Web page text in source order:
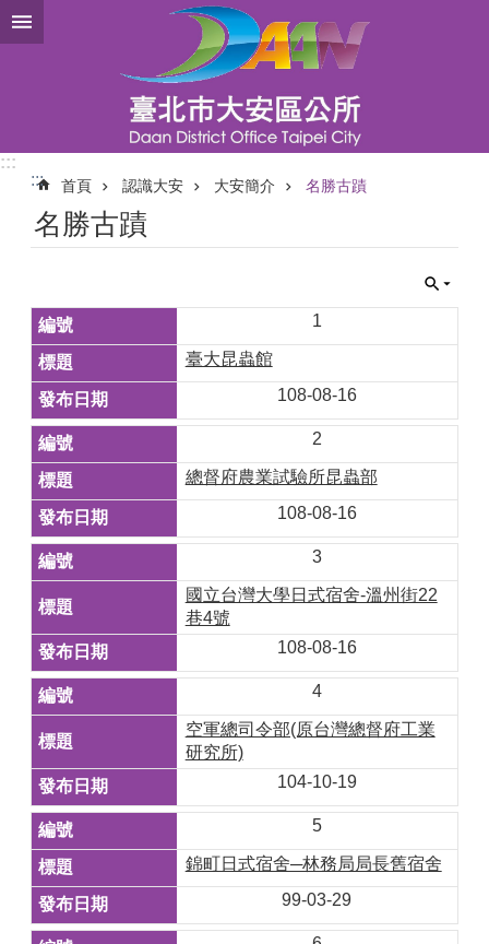
跳到主要內容區塊
:::
:::
首頁 認識大安 大安簡介 名勝古蹟
名勝古蹟
1
臺大昆蟲館
108-08-16
2
總督府農業試驗所昆蟲部
108-08-16
3
國立台灣大學日式宿舍-溫州街22
巷4號
108-08-16
4
空軍總司令部(原台灣總督府工業
研究所)
104-10-19
5
錦町日式宿舍─林務局局長舊宿舍
99-03-29